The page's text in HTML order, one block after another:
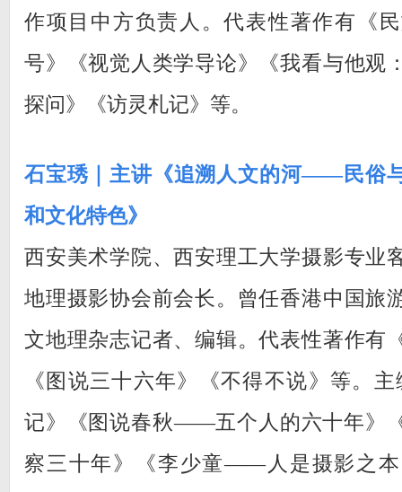
作项目中方负责人。代表性著作有《
号》《视觉人类学导论》《我看与他观
探问》《访灵札记》等。
石宝琇｜主讲《追溯人文的河——民俗
和文化特色》
西安美术学院、西安理工大学摄影专业
地理摄影协会前会长。曾任香港中国旅
文地理杂志记者、编辑。代表性著作有
《图说三十六年》《不得不说》等。
记》《图说春秋——五个人的六十年》
察三十年》《李少童——人是摄影之